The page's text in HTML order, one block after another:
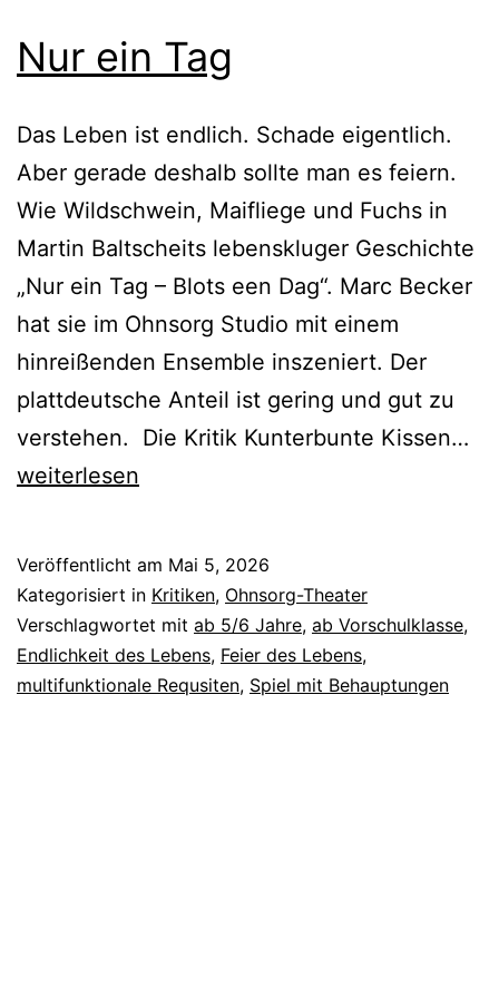
Nur ein Tag
Das Leben ist endlich. Schade eigentlich.
Aber gerade deshalb sollte man es feiern.
Wie Wildschwein, Maifliege und Fuchs in
Martin Baltscheits lebenskluger Geschichte
„Nur ein Tag – Blots een Dag“. Marc Becker
hat sie im Ohnsorg Studio mit einem
hinreißenden Ensemble inszeniert. Der
plattdeutsche Anteil ist gering und gut zu
verstehen. Die Kritik Kunterbunte Kissen…
weiterlesen
Veröffentlicht am Mai 5, 2026
Kategorisiert in Kritiken, Ohnsorg-Theater
Verschlagwortet mit ab 5/6 Jahre, ab Vorschulklasse,
Endlichkeit des Lebens, Feier des Lebens,
multifunktionale Requsiten, Spiel mit Behauptungen